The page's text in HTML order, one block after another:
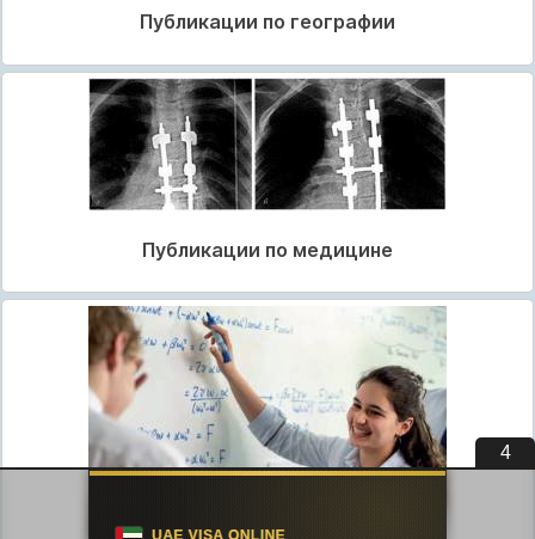
Публикации по географии
Публикации по медицине
3